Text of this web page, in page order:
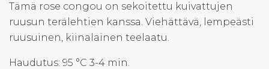
Tämä rose congou on sekoitettu kuivattujen
ruusun terälehtien kanssa. Viehättävä, lempeästi
ruusuinen, kiinalainen teelaatu.
Haudutus: 95 °C 3-4 min.